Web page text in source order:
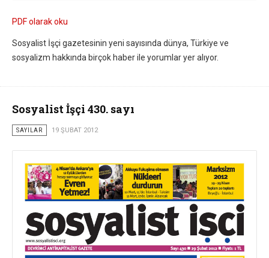
PDF olarak oku
Sosyalist İşçi gazetesinin yeni sayısında dünya, Türkiye ve
sosyalizm hakkında birçok haber ile yorumlar yer alıyor.
Sosyalist İşçi 430. sayı
SAYILAR 19 ŞUBAT 2012